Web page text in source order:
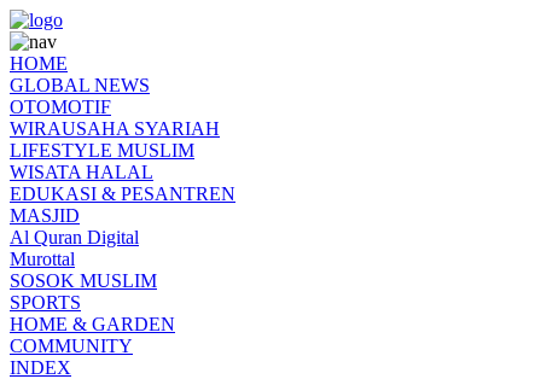
HOME
GLOBAL NEWS
OTOMOTIF
WIRAUSAHA SYARIAH
LIFESTYLE MUSLIM
WISATA HALAL
EDUKASI & PESANTREN
MASJID
Al Quran Digital
Murottal
SOSOK MUSLIM
SPORTS
HOME & GARDEN
COMMUNITY
INDEX